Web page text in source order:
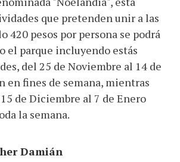
que pretenden unir a las
420 pesos por persona se podrá
el parque incluyendo estás
del 25 de Noviembre al 14 de
en fines de semana, mientras
de Diciembre al 7 de Enero
la semana.
Damián